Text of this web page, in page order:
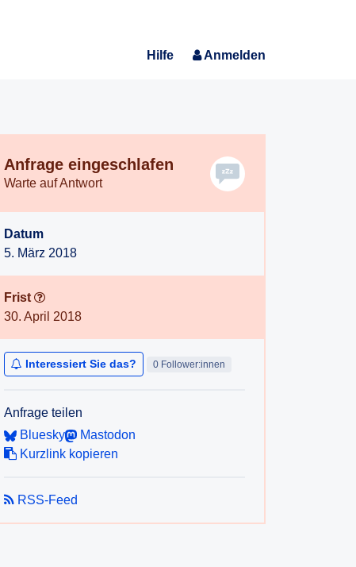
Hilfe Anmelden
Anfrage eingeschlafen
Warte auf Antwort
Datum
5. März 2018
Frist
30. April 2018
Interessiert Sie das? 0 Follower:innen
Anfrage teilen
Bluesky
Mastodon
Kurzlink kopieren
RSS-Feed